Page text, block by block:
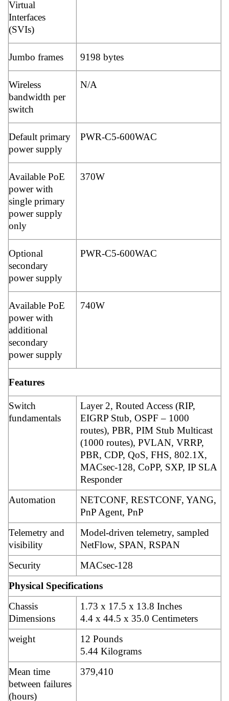
Virtual
Interfaces
(SVIs)
Jumbo frames 9198 bytes
Wireless
bandwidth per
switch
N/A
Default primary
power supply
PWR-C5-600WAC
Available PoE
power with
single primary
power supply
only
370W
Optional
secondary
power supply
PWR-C5-600WAC
Available PoE
power with
additional
secondary
power supply
740W
Features
Switch
fundamentals
Layer 2, Routed Access (RIP,
EIGRP Stub, OSPF – 1000
routes), PBR, PIM Stub Multicast
(1000 routes), PVLAN, VRRP,
PBR, CDP, QoS, FHS, 802.1X,
MACsec-128, CoPP, SXP, IP SLA
Responder
Automation
NETCONF, RESTCONF, YANG,
PnP Agent, PnP
Telemetry and
visibility
Model-driven telemetry, sampled
NetFlow, SPAN, RSPAN
Security
MACsec-128
Physical Specifications
Chassis
Dimensions
1.73 x 17.5 x 13.8 Inches
4.4 x 44.5 x 35.0 Centimeters
weight
12 Pounds
5.44 Kilograms
Mean time
between failures
(hours)
379,410